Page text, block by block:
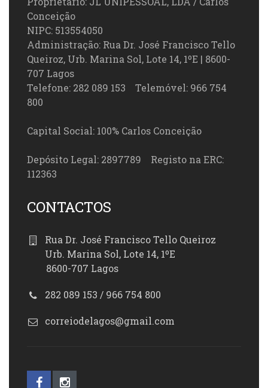
Conceição
NIPC: 513554050
Administração: Rua Dr. José Francisco Tello
Queiroz, Urb. Marina Sol, Lote 14, 1ºE | 8600-
707 Lagos
Telefone: 282 089 153 Telemóvel: 966 754
800
Capital Social: 100% Carlos Conceição
Depósito Legal: 2897789 Registo na ERC:
112363
CONTACTOS
Rua Dr. José Francisco Tello Queiroz
Urb. Marina Sol, Lote 14, 1ºE
8600-707 Lagos
282 089 153 / 966 754 800
correiodelagos@gmail.com